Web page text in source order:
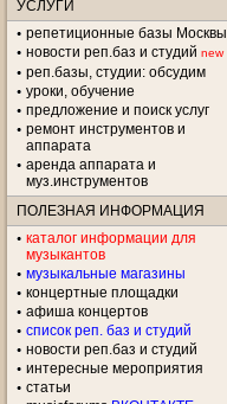
УСЛУГИ
репетиционные базы Москвы
новости реп.баз и студий new
реп.базы, студии: обсудим
уроки, обучение
предложение и поиск услуг
ремонт инструментов и
аппарата
аренда аппарата и
муз.инструментов
ПОЛЕЗНАЯ ИНФОРМАЦИЯ
каталог информации для
музыкантов
музыкальные магазины
концертные площадки
aфиша концертов
список реп. баз и студий
новости реп.баз и студий
интересные мероприятия
статьи